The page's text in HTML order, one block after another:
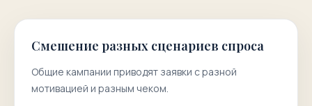
Смешение разных сценариев спроса
Общие кампании приводят заявки с разной
мотивацией и разным чеком.